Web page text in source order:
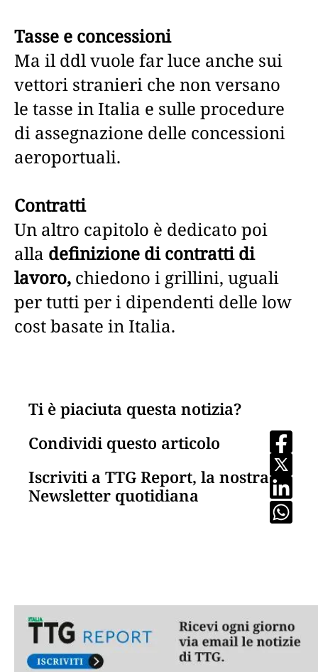
Tasse e concessioni
Ma il ddl vuole far luce anche sui
vettori stranieri che non versano
le tasse in Italia e sulle procedure
di assegnazione delle concessioni
aeroportuali.
Contratti
Un altro capitolo è dedicato poi
alla definizione di contratti di
lavoro, chiedono i grillini, uguali
per tutti per i dipendenti delle low
cost basate in Italia.
Ti è piaciuta questa notizia?
Condividi questo articolo
Iscriviti a TTG Report, la nostra
Newsletter quotidiana